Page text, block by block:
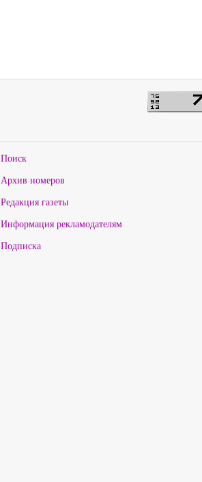
Поиск
Архив номеров
Редакция газеты
Информация рекламодателям
Подписка